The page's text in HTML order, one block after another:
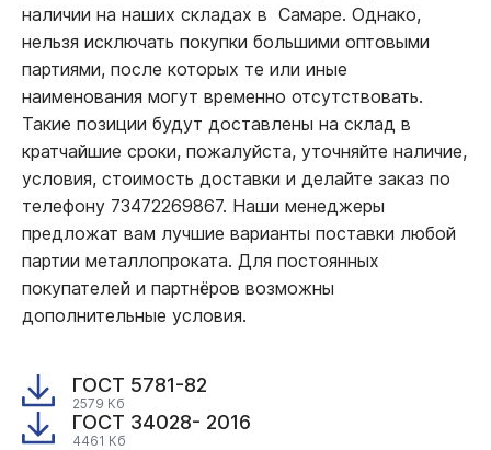
наличии на наших складах в Самаре. Однако,
нельзя исключать покупки большими оптовыми
партиями, после которых те или иные
наименования могут временно отсутствовать.
Такие позиции будут доставлены на склад в
кратчайшие сроки, пожалуйста, уточняйте наличие,
условия, стоимость доставки и делайте заказ по
телефону 73472269867. Наши менеджеры
предложат вам лучшие варианты поставки любой
партии металлопроката. Для постоянных
покупателей и партнёров возможны
дополнительные условия.
ГОСТ 5781-82
2579 Кб
ГОСТ 34028- 2016
4461 Кб